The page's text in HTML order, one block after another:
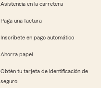
Asistencia en la carretera
Paga una factura
Inscríbete en pago automático
Ahorra papel
Obtén tu tarjeta de identificación de
seguro